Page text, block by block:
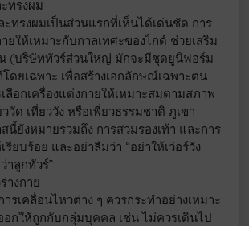
ทรงผม
ะทรงผมเป็นส่วนแรกที่เห็นได้เด่นชัด การ
ยให้เหมาะกับกาลเทศะของไกด์ ช่วยเสริม
(บริษัททัวร์ส่วนใหญ่ มักจะมีชุดยูนิฟอร์ม
ดยเฉพาะ เพื่อสร้างเอกลักษณ์เฉพาะตน
ลือกเครื่องแต่งกายให้เหมาะสมตามสภาพ
วัด เที่ยววัง หรือเพี่ยวธรรมชาติ ภูเขา
นี้ยังหมายรวมถึง การสวมรองเท้า และการ
ยบร้อย และอย่าลืมว่า “อย่าให้เว่อร์วัง
าลูกทัวร์”
างกาย
รเคลื่อนไหวต่าง ๆ ควรกระทำอย่างเหมาะ
อกให้ถูกกับกลุ่มบุคคล เช่น ไม่ควรเดินไป